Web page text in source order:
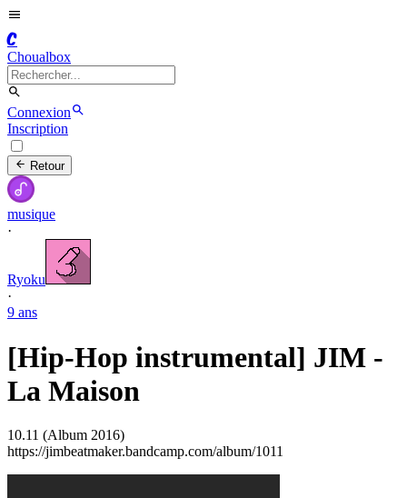
C
Choualbox
Connexion
Inscription
Retour
musique
·
Ryoku
·
9 ans
[Hip-Hop instrumental] JIM -
La Maison
10.11 (Album 2016)
https://jimbeatmaker.bandcamp.com/album/1011